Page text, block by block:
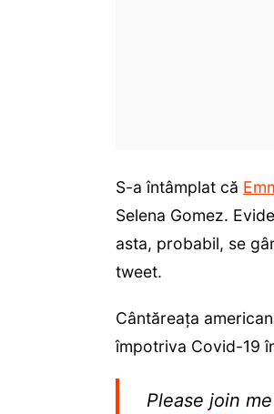
S-a întâmplat că
Selena Gomez.
asta, probabil, se
tweet.
Cântăreața
împotriva Covid-19
Please join